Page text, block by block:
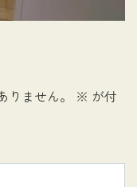
ません。 ※ が付